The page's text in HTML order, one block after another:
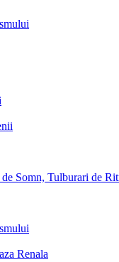
Somn, Tulburari de
Renala